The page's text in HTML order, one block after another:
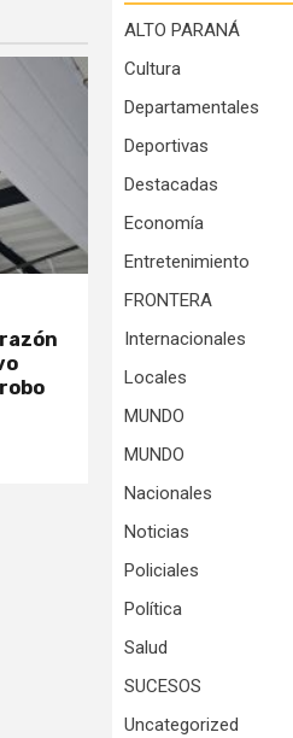
ALTO PARANÁ
Cultura
Departamentales
Deportivas
Destacadas
Economía
Entretenimiento
FRONTERA
Internacionales
Locales
MUNDO
MUNDO
Nacionales
Noticias
Policiales
Política
Salud
SUCESOS
Uncategorized